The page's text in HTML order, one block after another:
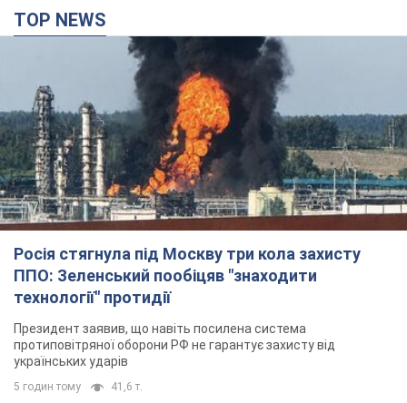
TOP NEWS
Росія стягнула під Москву три кола захисту
ППО: Зеленський пообіцяв "знаходити
технології" протидії
Президент заявив, що навіть посилена система
протиповітряної оборони РФ не гарантує захисту від
українських ударів
5 годин тому 41,6 т.